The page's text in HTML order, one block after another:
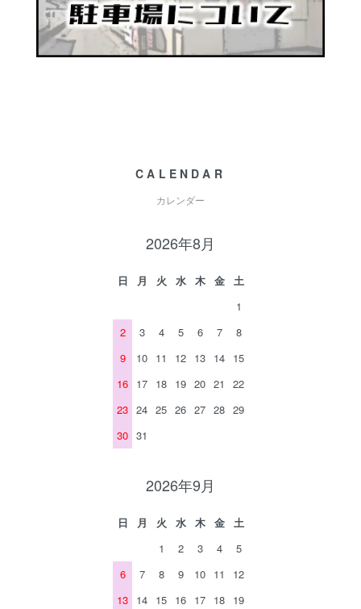
CALENDAR
カレンダー
2026年8月
日 月 火 水 木 金
土
1
2
3 4 5 6 7
8
9
10 11 12 13 14 15
16 17 18 19 20 21
22
23 24 25 26 27 28 29
30 31
2026年9月
日 月 火 水 木 金
土
1
2 3 4
5
6
7 8 9 10 11
12
13 14 15 16 17 18 19